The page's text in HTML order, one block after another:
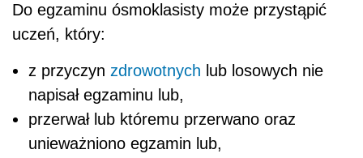
Do egzaminu ósmoklasisty może przystąpić
uczeń, który:
z przyczyn zdrowotnych lub losowych nie
napisał egzaminu lub,
przerwał lub któremu przerwano oraz
unieważniono egzamin lub,